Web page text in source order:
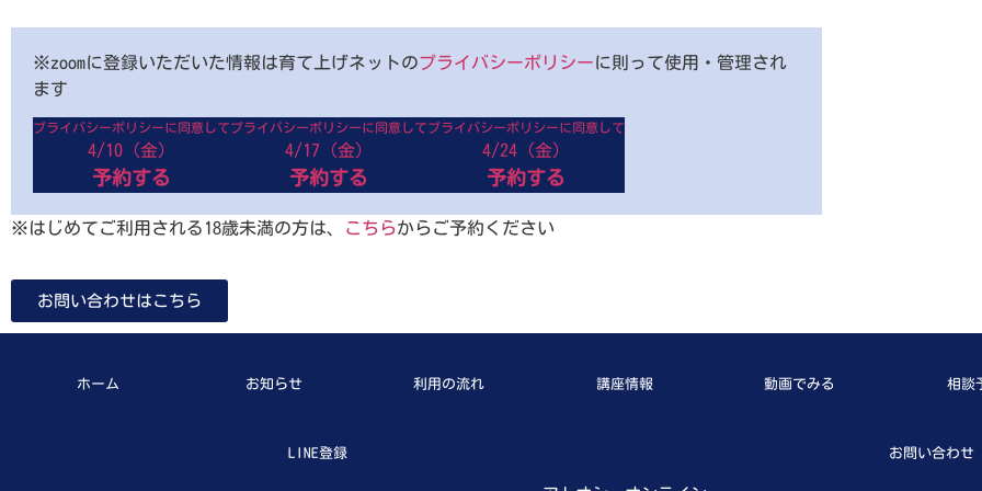
※zoomに登録いただいた情報は育て上げネットのプライバシーポリシーに則って使用・管理され
ます
プライバシーポリシーに同意して
4/10（金）
予約する
プライバシーポリシーに同意して
4/17（金）
予約する
プライバシーポリシーに同意して
4/24（金）
予約する
※はじめてご利用される18歳未満の方は、 こちらからご予約ください
お問い合わせはこちら
ホーム お知らせ 利用の流れ 講座情報 動画でみる 相談
LINE登録 お問い合わせ